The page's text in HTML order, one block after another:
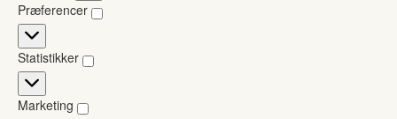
Præferencer
Præferencer
Statistikker
Statistikker
Marketing